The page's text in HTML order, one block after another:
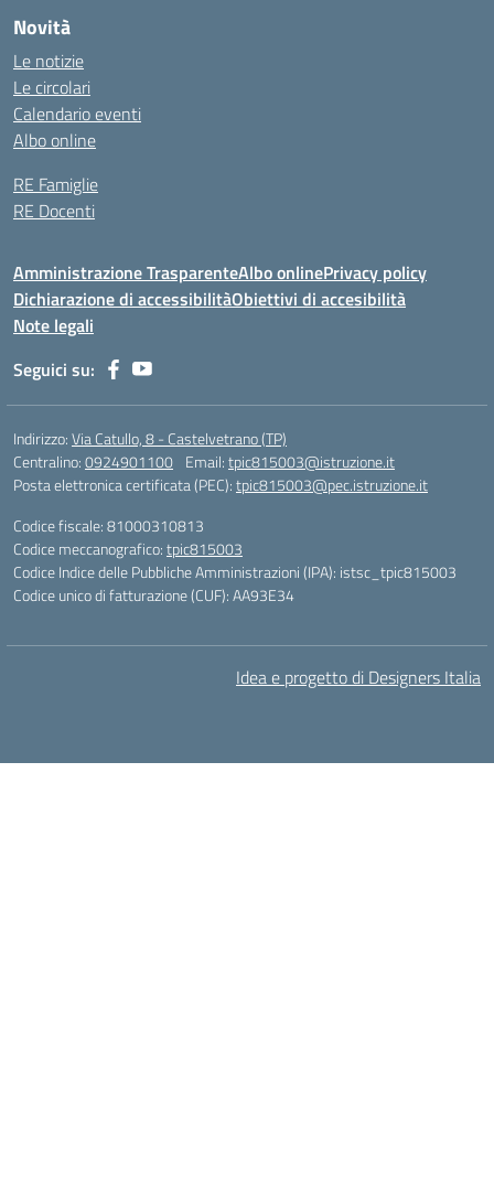
Novità
Le notizie
Le circolari
Calendario eventi
Albo online
RE Famiglie
RE Docenti
Amministrazione TrasparenteAlbo onlinePrivacy policy
Dichiarazione di accessibilitàObiettivi di accesibilità
Note legali
Seguici su:
Indirizzo:Via Catullo, 8 - Castelvetrano (TP)
Centralino:0924901100 Email:tpic815003@istruzione.it
Posta elettronica certificata (PEC):tpic815003@pec.istruzione.it
Codice fiscale: 81000310813
Codice meccanografico:tpic815003
Codice Indice delle Pubbliche Amministrazioni (IPA): istsc_tpic815003
Codice unico di fatturazione (CUF): AA93E34
Idea e progetto di Designers Italia